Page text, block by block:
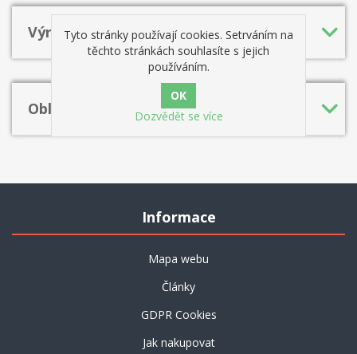
Výrobci
Oblíbená hesla
Informace
Mapa webu
Články
GDPR Cookies
Jak nakupovat
Tyto stránky používají cookies. Setrváním na
těchto stránkách souhlasíte s jejich
používáním.
Dozvědět se více